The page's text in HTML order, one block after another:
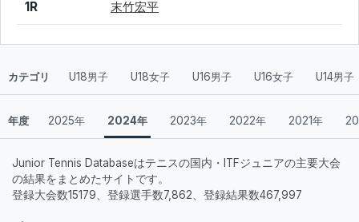
1R 末竹宏平
カテゴリ U18男子 U18女子 U16男子 U16女子 U14男子
年度 2025年 2024年 2023年 2022年 2021年
Junior Tennis Databaseはテニスの国内・ITFジュニアの主要大会
の結果をまとめたサイトです。
登録大会数15179、登録選手数7,862、登録結果数467,997